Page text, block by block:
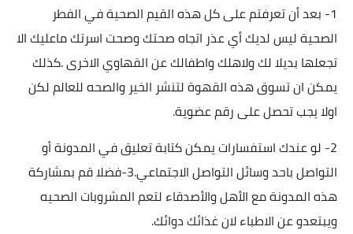
1- بعد أن تعرفتم على كل هذه القيم الصحية في الفطر
الصحية ليس لديك أي عذر اتجاه صحتك وصحت اسرتك ماعليك الا
تجعلها بديلا لك ولاهلك واطفالك عن القهاوي الاخرى .كذلك
يمكن ان تسوق هذه القهوة لتنشر الخير والصحه للعالم لكن
اولا يجب تحصل علىرقم عضوية.
2- لو عندك استفسارات يمكن كتابة تعليق في المدونة أو
التواصل باحد وسائل التواصل الاجتماعي.3-فضلا قم بمشاركة
هذه المدونة مع الأهل والأصدقاء لتعم المشروبات الصحيه
ويبتعدو عن الاطباء لان غذائك دوائك.